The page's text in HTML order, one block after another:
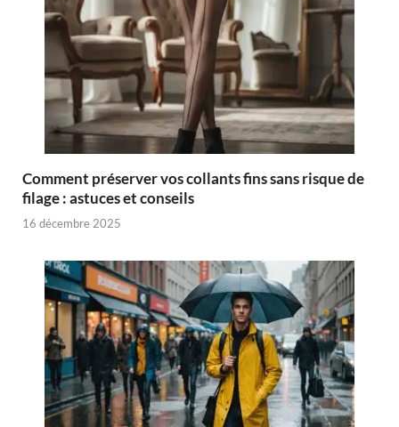
Comment préserver vos collants fins sans risque de
filage : astuces et conseils
16 décembre 2025